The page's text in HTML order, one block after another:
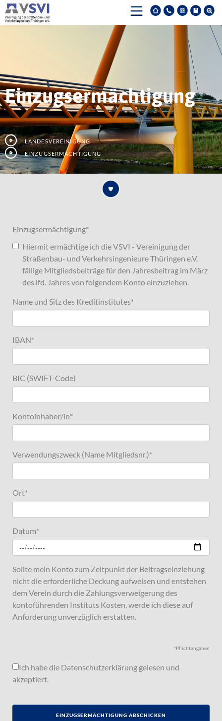
Einzugsermächtigung
Landesvereinigung
Einzugsermächtigung
Einzugsermächtigung*
Hiermit ermächtige ich die VSVI - Vereinigung der
Straßenbau- und Verkehrsingenieure Thüringen e.V.
fällige Mitgliedsbeiträge für den Jahresbeitrag im März
des lfd. Jahres von folgendem Konto einzuziehen.
Name und Sitz des Kreditinstitutes*
IBAN*
BIC (SWIFT-Code)
Kontoinhaber/in*
Verwendungszweck (Name Mitgliedsnr.)*
Ort*
Datum*
Sollte mein Konto zum Zeitpunkt der Beitragseinziehung
nicht die erforderliche Deckung aufweisen und entstehen
dem Verein durch die Zahlungsverweigerung des
kontoführenden Instituts Kosten, werde ich diese auf
Anforderung unverzüglich erstatten.
*Pflichtangaben
Ich habe die Datenschutzerklärung gelesen und
akzeptiert.